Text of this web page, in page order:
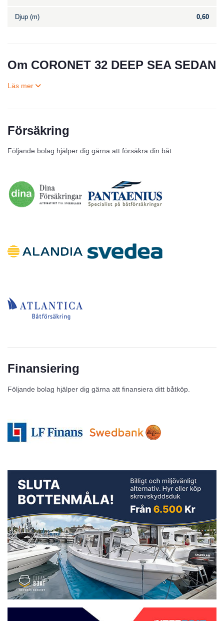
Djup (m) 0,60
Om CORONET 32 DEEP SEA SEDAN
Försäkring
Följande bolag hjälper dig gärna att försäkra din båt.
Finansiering
Följande bolag hjälper dig gärna att finansiera ditt båtköp.